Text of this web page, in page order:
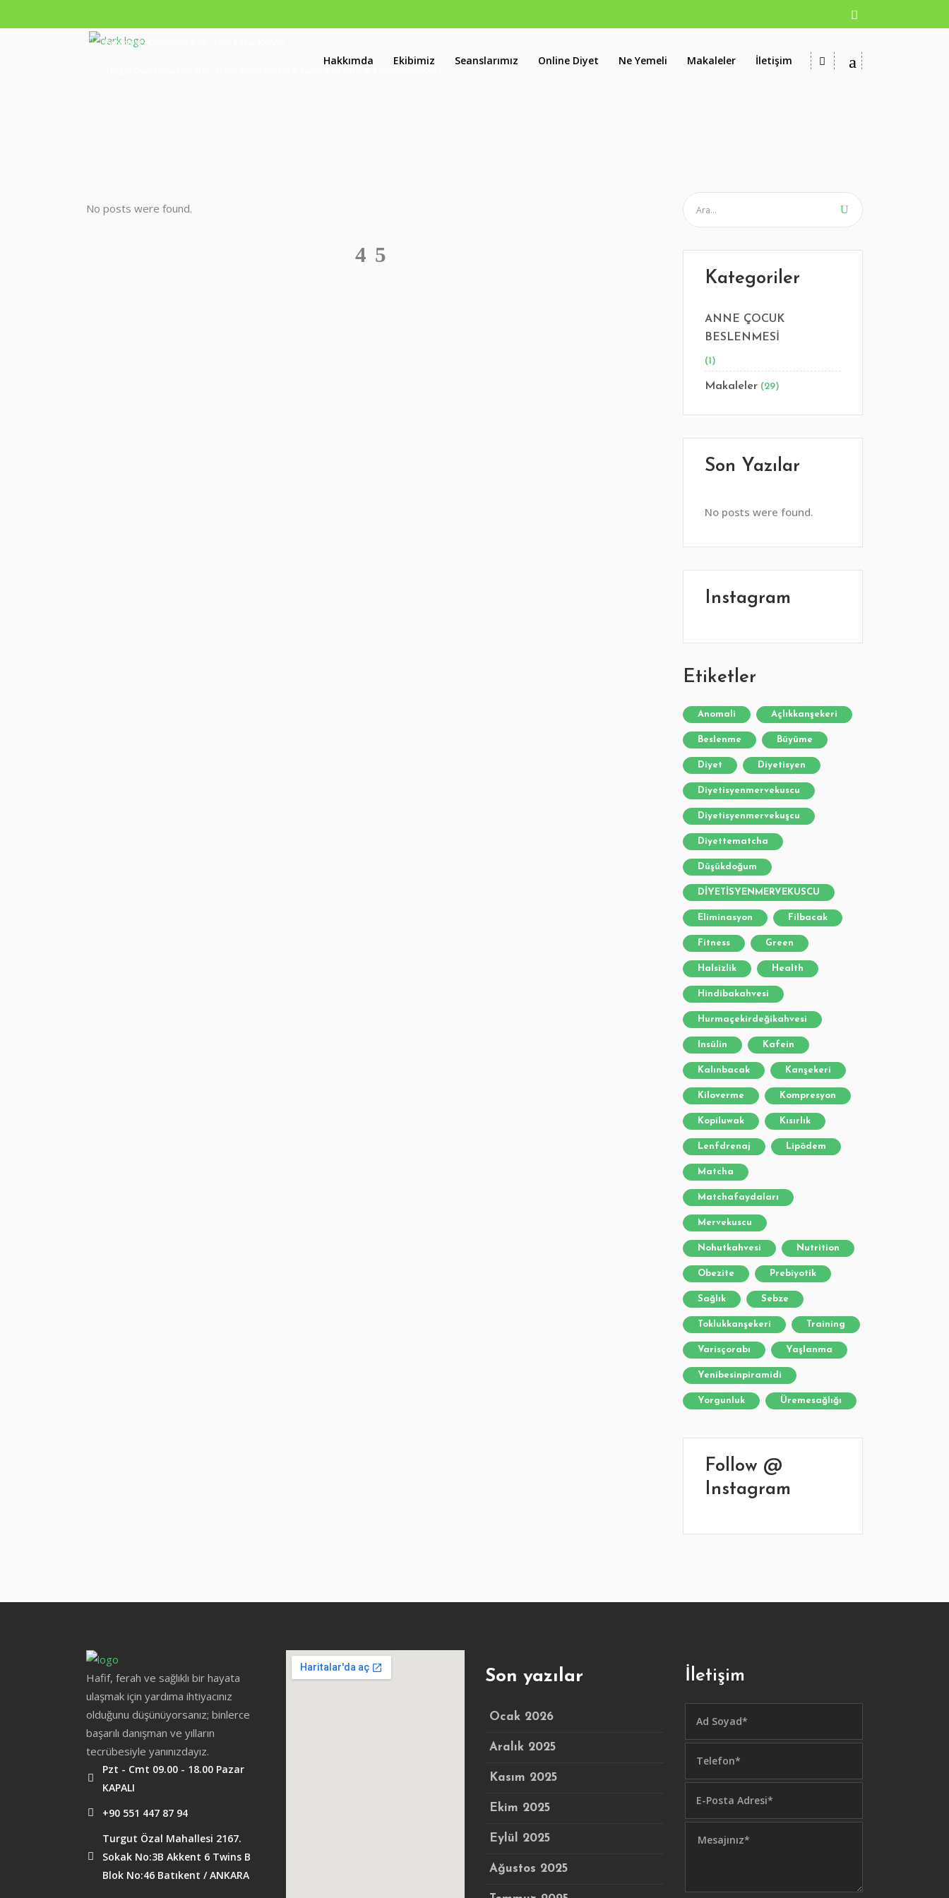
Pazartesi - Cumartesi 9.00 - 17.00 Pazar KAPALI
Hakkımda Ekibimiz Seanslarımız Online Diyet Ne Yemeli Makaleler İletişim
No posts were found.
Kategoriler
ANNE ÇOCUK
BESLENMESİ
(1)
Makaleler (29)
Son Yazılar
No posts were found.
Instagram
Etiketler
Anomali Açlıkkanşekeri
Beslenme Büyüme
Diyet Diyetisyen
Diyetisyenmervekuscu
Diyetisyenmervekuşcu
Diyettematcha
Düşükdoğum
DİYETİSYENMERVEKUSCU
Eliminasyon Filbacak
Fitness Green
Halsizlik Health
Hindibakahvesi
Hurmaçekirdeğikahvesi
Insülin Kafein
Kalınbacak Kanşekeri
Kiloverme Kompresyon
Kopiluwak Kısırlık
Lenfdrenaj Lipödem
Matcha
Matchafaydaları
Mervekuscu
Nohutkahvesi Nutrition
Obezite Prebiyotik
Sağlık Sebze
Toklukkanşekeri Training
Varisçorabı Yaşlanma
Yenibesinpiramidi
Yorgunluk Üremesağlığı
Follow @
Instagram
Hafif, ferah ve sağlıklı bir hayata
ulaşmak için yardıma ihtiyacınız
olduğunu düşünüyorsanız; binlerce
başarılı danışman ve yılların
tecrübesiyle yanınızdayız.
Pzt - Cmt 09.00 - 18.00 Pazar
KAPALI
+90 551 447 87 94
Turgut Özal Mahallesi 2167.
Sokak No:3B Akkent 6 Twins B
Blok No:46 Batıkent / ANKARA
Son yazılar
Ocak 2026
Aralık 2025
Kasım 2025
Ekim 2025
Eylül 2025
Ağustos 2025
İletişim